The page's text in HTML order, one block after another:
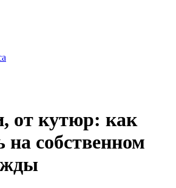
от кутюр: как
на собственном